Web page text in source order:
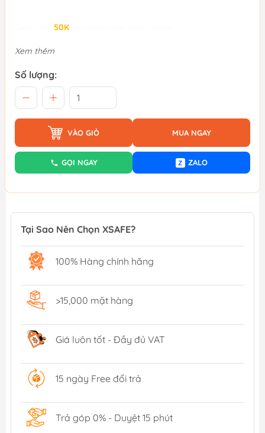
50K
Xem thêm
Số lượng:
VÀO GIỎ MUA NGAY
GỌI NGAY Z ZALO
Tại Sao Nên Chọn XSAFE?
100% Hàng chính hãng
>15,000 mặt hàng
Giá luôn tốt - Đầy đủ VAT
15 ngày Free đổi trả
Trả góp 0% - Duyệt 15 phút